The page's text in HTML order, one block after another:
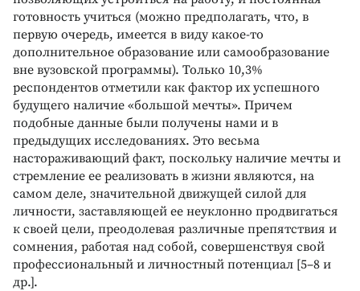
готовность учиться (можно предполагать, что, в
первую очередь, имеется в виду какое-то
дополнительное образование или самообразование
вне вузовской программы). Только 10,3%
респондентов отметили как фактор их успешного
будущего наличие «большой мечты». Причем
подобные данные были получены нами и в
предыдущих исследованиях. Это весьма
настораживающий факт, поскольку наличие мечты и
стремление ее реализовать в жизни являются, на
самом деле, значительной движущей силой для
личности, заставляющей ее неуклонно продвигаться
к своей цели, преодолевая различные препятствия и
сомнения, работая над собой, совершенствуя свой
профессиональный и личностный потенциал [5–8 и
др.].